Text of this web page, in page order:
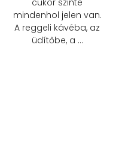
cukor szinte
mindenhol jelen van.
A reggeli kávéba, az
üdítőbe, a …